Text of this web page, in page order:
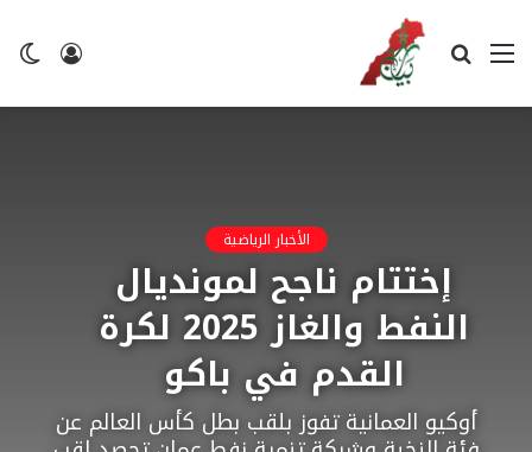
تسجيل
القائمة بحث
الأخبار الرياضية
إختتام ناجح لمونديال
النفط والغاز 2025 لكرة
القدم في باكو
أوكيو العمانية تفوز بلقب بطل كأس العالم عن